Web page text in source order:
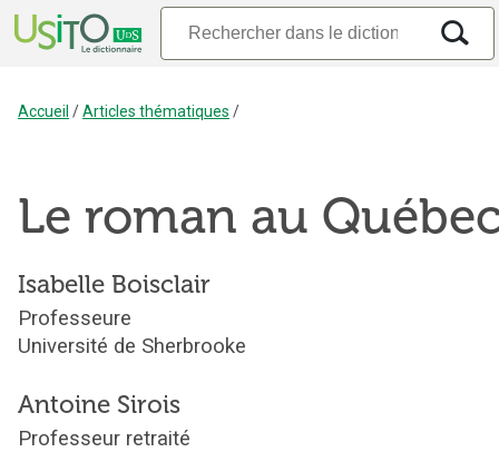
Accueil /Articles thématiques /
Le roman au
Isabelle Boisclair
Professeure
Université de Sherbrooke
Antoine Sirois
Professeur retraité